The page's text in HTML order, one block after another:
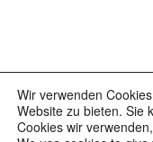
Wir verwenden
Website zu bieten. Sie
Cookies wir